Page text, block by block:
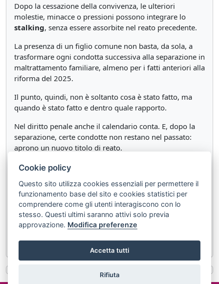
Dopo la cessazione della convivenza, le ulteriori
molestie, minacce o pressioni possono integrare lo
stalking, senza essere assorbite nel reato precedente.
La presenza di un figlio comune non basta, da sola, a
trasformare ogni condotta successiva alla separazione in
maltrattamento familiare, almeno per i fatti anteriori alla
riforma del 2025.
Il punto, quindi, non è soltanto cosa è stato fatto, ma
quando è stato fatto e dentro quale rapporto.
Nel diritto penale anche il calendario conta. E, dopo la
separazione, certe condotte non restano nel passato:
aprono un nuovo titolo di reato.
Documenti correlati:
Testo integrale diCorte di Cassazione, sez. VI
Penale, Sentenza n.14882 del 17/03/2026 (dep.
24/04/2026)
Cookie policy
Questo sito utilizza cookies essenziali per permettere il
funzionamento base del sito e cookies statistici per
comprendere come gli utenti interagiscono con lo
stesso. Questi ultimi saranno attivi solo previa
approvazione. Modifica preferenze
Accetta tutti
Rifiuta